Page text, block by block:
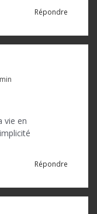
Répondre
vie en
Répondre